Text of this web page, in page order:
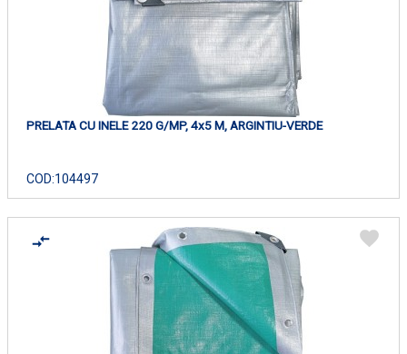
PRELATA CU INELE 220 G/MP, 4x5 M, ARGINTIU-VERDE
COD:104497